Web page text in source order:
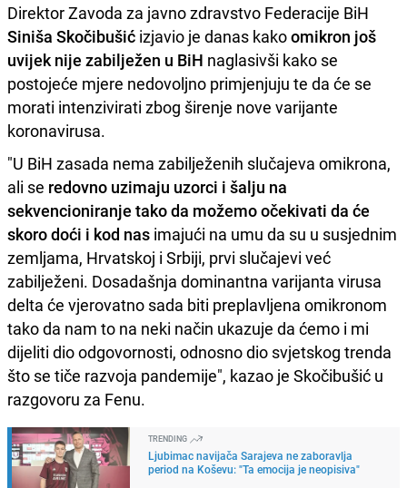
Direktor Zavoda za javno zdravstvo Federacije BiH
Siniša Skočibušić izjavio je danas kakoomikron još
uvijek nije zabilježen u BiH naglasivši kako se
postojeće mjere nedovoljno primjenjuju te da će se
morati intenzivirati zbog širenje nove varijante
koronavirusa.
"U BiH zasada nema zabilježenih slučajeva omikrona,
ali se redovno uzimaju uzorci i šalju na
sekvencioniranje tako da možemo očekivati da će
skoro doći i kod nas imajući na umu da su u susjednim
zemljama, Hrvatskoj i Srbiji, prvi slučajevi već
zabilježeni. Dosadašnja dominantna varijanta virusa
delta će vjerovatno sada biti preplavljena omikronom
tako da nam to na neki način ukazuje da ćemo i mi
dijeliti dio odgovornosti, odnosno dio svjetskog trenda
što se tiče razvoja pandemije", kazao je Skočibušić u
razgovoru za Fenu.
TRENDING
Ljubimac navijača Sarajeva ne zaboravlja
period na Koševu: "Ta emocija je neopisiva"